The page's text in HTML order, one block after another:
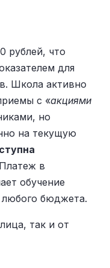
рублей, что
для
Школа активно
с «акциями
но
на текущую
Платеж в
обучение
бюджета.
так и от